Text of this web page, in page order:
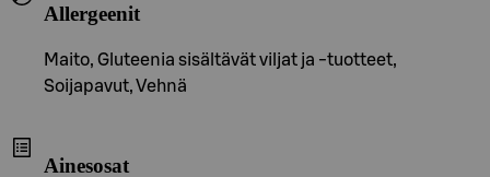
Allergeenit
Maito, Gluteenia sisältävät viljat ja -tuotteet,
Soijapavut, Vehnä
Ainesosat